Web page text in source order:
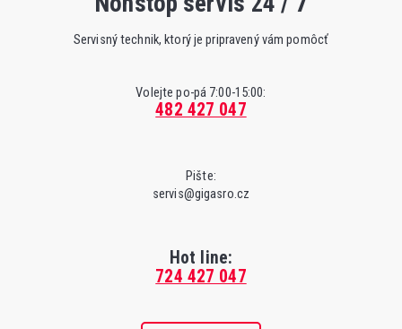
Servisný technik, ktorý je pripravený vám pomôcť
Volejte po-pá 7:00-15:00:
482 427 047
Pište:
servis@gigasro.cz
Hot line:
724 427 047